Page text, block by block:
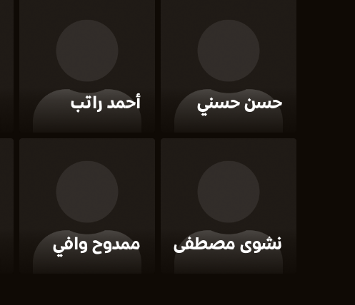
حسن حسني أحمد راتب
نشوى مصطفى ممدوح وافي